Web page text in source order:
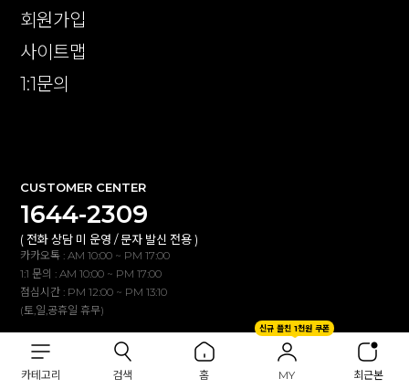
카테고리 검색 홈
신규 플친 1천원 쿠폰
MY 최근본
회원가입
사이트맵
1:1문의
CUSTOMER CENTER
1644-2309
( 전화 상담 미 운영 / 문자 발신 전용 )
카카오톡 : AM 10:00 ~ PM 17:00
1:1 문의 : AM 10:00 ~ PM 17:00
점심시간 : PM 12:00 ~ PM 13:10
(토,일,공휴일 휴무)
BANK INFO